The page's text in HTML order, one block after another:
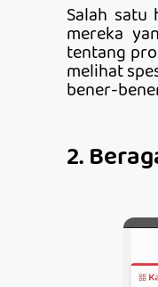
Salah
mereka
tentang
melihat
bener-
2.